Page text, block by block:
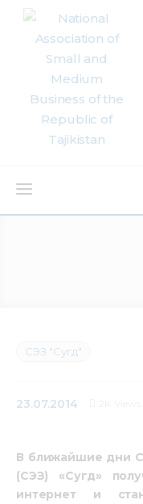
About Us
Contacts
СЭЗ "Сугд"
23.07.2014
В ближайшие дни
(СЭЗ) «Сугд»
интернет и